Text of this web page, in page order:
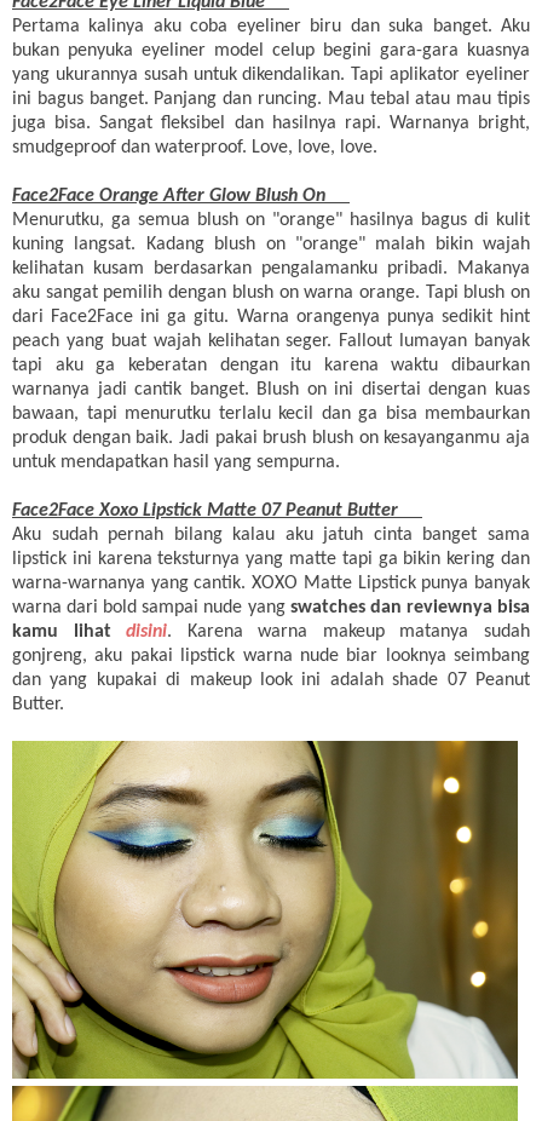
Pertama kalinya aku coba eyeliner biru dan suka banget. Aku
bukan penyuka eyeliner model celup begini gara-gara kuasnya
yang ukurannya susah untuk dikendalikan.
Tapi aplikator eyeliner
ini bagus banget. Panjang dan runcing. Mau tebal atau mau tipis
juga bisa. Sangat fleksibel dan hasilnya rapi. Warnanya bright,
smudgeproof dan waterproof. Love, love, love.
Face2Face Orange After Glow Blush On
Menurutku, ga semua blush on "orange" hasilnya bagus di kulit
kuning langsat. Kadang blush on "orange" malah bikin wajah
kelihatan kusam berdasarkan pengalamanku pribadi.
Makanya
aku sangat pemilih dengan blush onwarna orange. Tapi blush on
dari Face2Face ini ga gitu. Warna orangenya punya sedikit hint
peach yang buat wajah kelihatan seger. Fallout lumayan banyak
tapi aku ga keberatan dengan itu karena waktu dibaurkan
warnanya jadi cantik banget. Blush on ini disertai dengan kuas
bawaan, tapi menurutku terlalu kecil dan ga bisa membaurkan
produk dengan baik. Jadi pakai brush blush on kesayanganmu aja
untuk mendapatkan hasil yang sempurna.
Face2Face Xoxo Lipstick Matte 07 Peanut Butter
Aku sudah pernah bilang kalau aku jatuh cinta banget sama
lipstick ini karena teksturnya yang matte tapi ga bikin kering dan
warna-warnanya yang cantik. XOXO Matte Lipstick punya banyak
warna dari boldsampai nude yang swatches dan reviewnya bisa
kamu lihat
disini. Karena warna makeup matanya
sudah
gonjreng,aku pakai lipstick warna nude biar looknya seimbang
dan yang kupakai di makeup look ini adalahshade 07 Peanut
Butter.